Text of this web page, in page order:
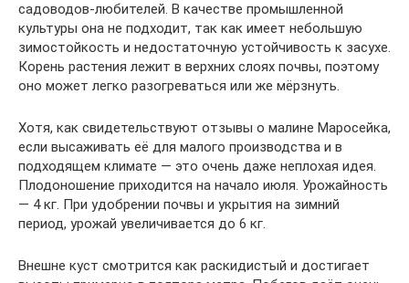
садоводов-любителей. В качестве промышленной
культуры она не подходит, так как имеет небольшую
зимостойкость и недостаточную устойчивость к засухе.
Корень растения лежит в верхних слоях почвы, поэтому
оно может легко разогреваться или же мёрзнуть.
Хотя, как свидетельствуют отзывы о малине Маросейка,
если высаживать её для малого производства и в
подходящем климате — это очень даже неплохая идея.
Плодоношение приходится на начало июля. Урожайность
— 4 кг. При удобрении почвы и укрытия на зимний
период, урожай увеличивается до 6 кг.
Внешне куст смотрится как раскидистый и достигает